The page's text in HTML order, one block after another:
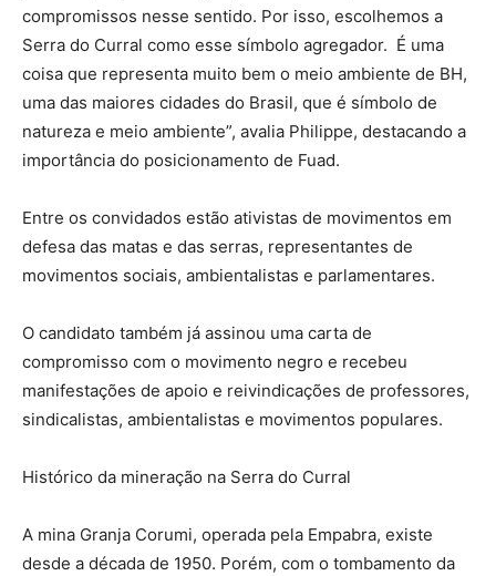
compromissos nesse sentido. Por isso, escolhemos a
Serra do Curral como esse símbolo agregador. É uma
coisa que representa muito bem o meio ambiente de BH,
uma das maiores cidades do Brasil, que é símbolo de
natureza e meio ambiente”, avalia Philippe, destacando a
importância do posicionamento de Fuad.
Entre os convidados estão ativistas de movimentos em
defesa das matas e das serras, representantes de
movimentos sociais, ambientalistas e parlamentares.
O candidato também já assinou uma carta de
compromisso com o movimento negro e recebeu
manifestações de apoio e reivindicações de professores,
sindicalistas, ambientalistas e movimentos populares.
Histórico da mineração na Serra do Curral
A mina Granja Corumi, operada pela Empabra, existe
desde a década de 1950. Porém, com o tombamento da